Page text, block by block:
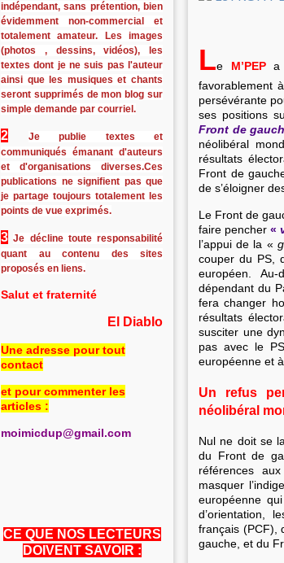
indépendant, sans prétention, bien
évidemment non-commercial et
totalement amateur. Les images
(photos , dessins, vidéos), les
textes dont je ne suis pas l'auteur
ainsi que les musiques et chants
seront supprimés de mon blog sur
simple demande par courriel.
2
Je publie textes et
communiqués émanant d'auteurs
et d'organisations diverses.Ces
publications ne signifient pas que
je partage toujours totalement les
points de vue exprimés.
3 Je décline toute responsabilité
quant au contenu des sites
proposés en liens.
Salut et fraternité
El Diablo
Une adresse pour tout
contact
et pour commenter les
articles :
moimicdup@gmail.com
CE QUE NOS LECTEURS
DOIVENT SAVOIR :
Le M’PEPa
favorablement
persévérante
ses positions
Front de
néolibéral
résultats
Front de
de s’éloigner
Le Front de
faire pencher«
l’appui de la «
couper du PS,
européen.
dépendant du
fera changer
résultats
susciter une
pas avec le
européenne et à
Un refus
néolibéral
Nul ne doit se
du Front de
références
masquer
européenne
d’orientation,
français (PCF),
gauche, et du